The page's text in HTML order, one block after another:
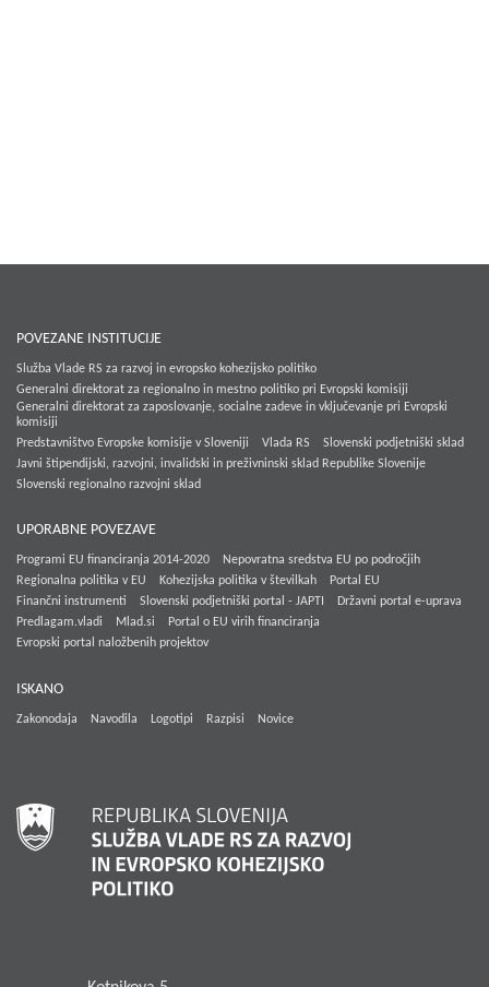
POVEZANE INSTITUCIJE
Služba Vlade RS za razvoj in evropsko kohezijsko politiko
Generalni direktorat za regionalno in mestno politiko pri Evropski komisiji
Generalni direktorat za zaposlovanje, socialne zadeve in vključevanje pri Evropski
komisiji
Predstavništvo Evropske komisije v Sloveniji
Vlada RS
Slovenski podjetniški sklad
Javni štipendijski, razvojni, invalidski in preživninski sklad Republike Slovenije
Slovenski regionalno razvojni sklad
UPORABNE POVEZAVE
Programi EU financiranja 2014-2020
Nepovratna sredstva EU po področjih
Regionalna politika v EU
Kohezijska politika v številkah
Portal EU
Finančni instrumenti
Slovenski podjetniški portal - JAPTI
Državni portal e-uprava
Predlagam.vladi
Mlad.si
Portal o EU virih financiranja
Evropski portal naložbenih projektov
ISKANO
Zakonodaja Navodila Logotipi Razpisi Novice